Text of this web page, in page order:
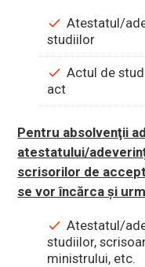
Atestatul/
studiilor
Actul de
act
Pentru absolvenţii
atestatului/
scrisorilor de
se vor încărca și
Atestatul/
studiilor,
ministrului, etc.